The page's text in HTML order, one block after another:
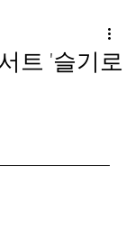
트 '슬기로